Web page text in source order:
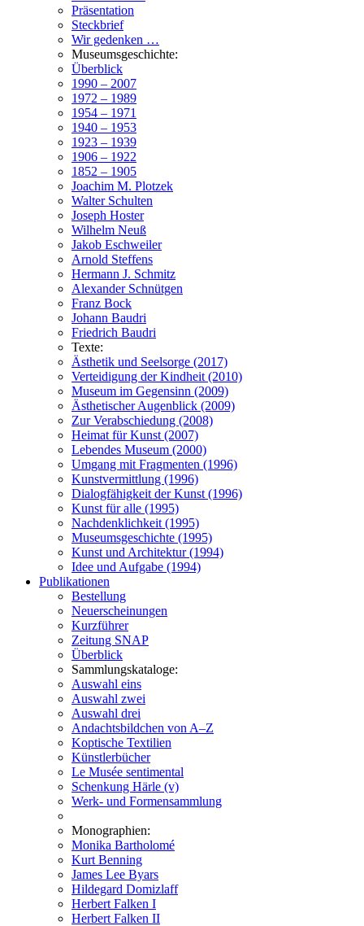
Präsentation
Steckbrief
Wir gedenken …
Museumsgeschichte:
Überblick
1990 – 2007
1972 – 1989
1954 – 1971
1940 – 1953
1923 – 1939
1906 – 1922
1852 – 1905
Joachim M. Plotzek
Walter Schulten
Joseph Hoster
Wilhelm Neuß
Jakob Eschweiler
Arnold Steffens
Hermann J. Schmitz
Alexander Schnütgen
Franz Bock
Johann Baudri
Friedrich Baudri
Texte:
Ästhetik und Seelsorge (2017)
Verteidigung der Kindheit (2010)
Museum im Gegensinn (2009)
Ästhetischer Augenblick (2009)
Zur Verabschiedung (2008)
Heimat für Kunst (2007)
Lebendes Museum (2000)
Umgang mit Fragmenten (1996)
Kunstvermittlung (1996)
Dialogfähigkeit der Kunst (1996)
Kunst für alle (1995)
Nachdenklichkeit (1995)
Museumsgeschichte (1995)
Kunst und Architektur (1994)
Idee und Aufgabe (1994)
Publikationen
Bestellung
Neuerscheinungen
Kurzführer
Zeitung SNAP
Überblick
Sammlungskataloge:
Auswahl eins
Auswahl zwei
Auswahl drei
Andachtsbildchen von A–Z
Koptische Textilien
Künstlerbücher
Le Musée sentimental
Schenkung Härle (v)
Werk- und Formensammlung
Monographien:
Monika Bartholomé
Kurt Benning
James Lee Byars
Hildegard Domizlaff
Herbert Falken I
Herbert Falken II